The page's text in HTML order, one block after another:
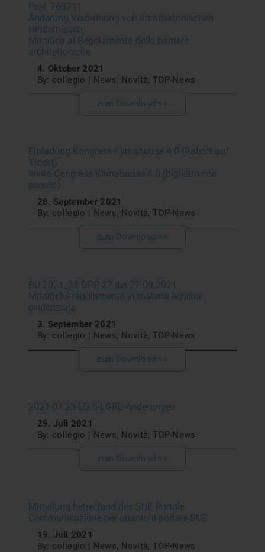
Prot. 763711
Änderung Verordnung von architektonischen
Hindernissen
Modifica al Regolamento delle barriere
architettoniche
4. Oktober 2021
By: collegio | News, Novità, TOP-News
zum Download >>
Einladung Kongress Klimahouse 4.0 (Rabatt auf
Ticekt)
Invito Congress Klimahouse 4.0 (biglietto con
sconto)
28. September 2021
By: collegio | News, Novità, TOP-News
zum Download >>
BU 2021_35 DPP 27 del 27.08.2021
Modifiche regolamento in materia edilizia
evidenziate
3. September 2021
By: collegio | News, Novità, TOP-News
zum Download >>
2021.07.23-LG.5-LGRL-Änderungen
29. Juli 2021
By: collegio | News, Novità, TOP-News
zum Download >>
Mitteilung betreffend des SUE Portals
Communicazione per quanto il portale SUE
19. Juli 2021
By: collegio | News, Novità, TOP-News